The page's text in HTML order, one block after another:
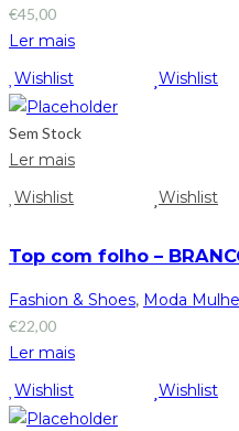
€45,00
Ler mais
Wishlist
Wishlist
Sem Stock
Ler mais
Wishlist
Wishlist
Top com folho –
Fashion & Shoes, Moda
€22,00
Ler mais
Wishlist
Wishlist